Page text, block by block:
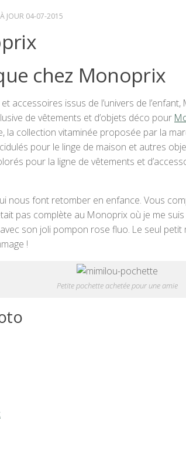
JOUR 04-07-2015
chez Monoprix
accessoires issus de l’univers de
de vêtements et d’objets déco pour
la collection vitaminée proposée par la
pour le linge de maison et autres
pour la ligne de vêtements et
nous font retomber en enfance. Vous
pas complète au Monoprix où je me
son joli pompon rose fluo. Le seul
!
Petite pochette achetée pour une amie